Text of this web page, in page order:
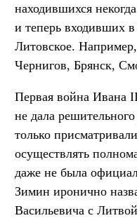
находившихся
и теперь входивших
Литовское.
Чернигов, Брянск,
Первая война Ивана
не дала
только
осуществлять
даже не была
Зимин иронично
Васильевича с